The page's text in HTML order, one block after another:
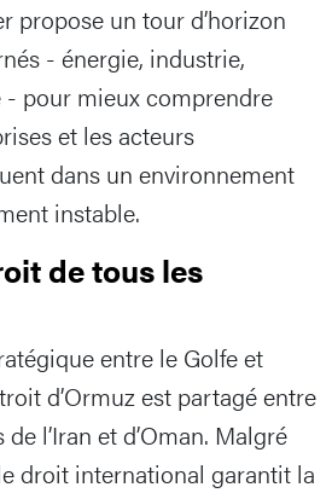
propose un tour d’horizon
- énergie, industrie,
pour mieux comprendre
et les acteurs
dans un environnement
instable.
de tous les
entre le Golfe et
d’Ormuz est partagé entre
l’Iran et d’Oman. Malgré
droit international garantit la